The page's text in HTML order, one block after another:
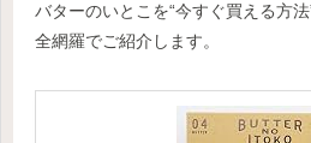
バターのいとこを“今すぐ買える方
全網羅でご紹介します。